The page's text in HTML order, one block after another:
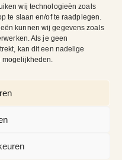
wij technologieën zoals
te slaan en/of te raadplegen.
kunnen wij gegevens zoals
Als je geen
kan dit een nadelige
mogelijkheden.